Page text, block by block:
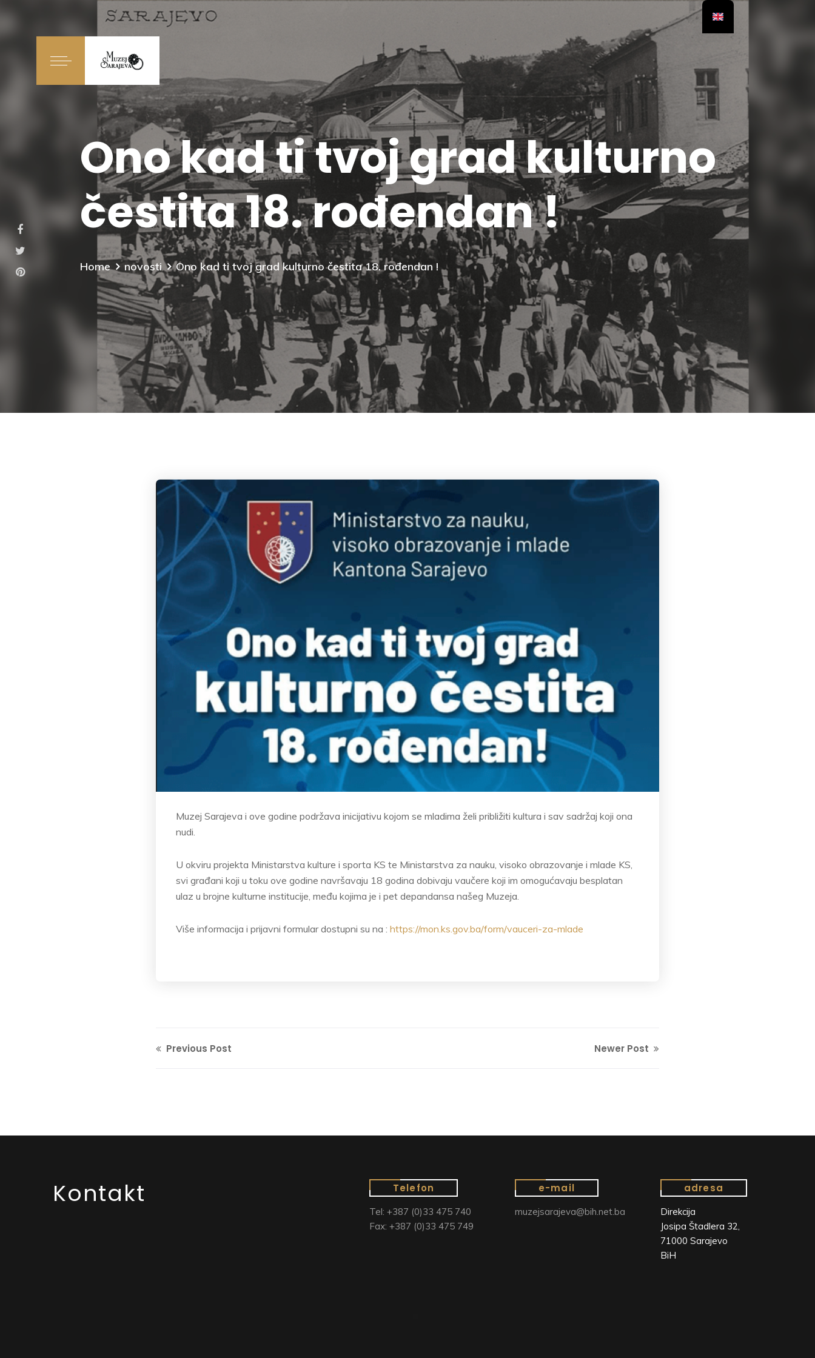
Ono kad ti tvoj grad kulturno
čestita 18. rođendan !
Home novosti Ono kad ti tvoj grad kulturno čestita 18. rođendan !
Muzej Sarajeva i ove godine podržava inicijativu kojom se mladima želi približiti kultura i sav sadržaj koji ona
nudi.
U okviru projekta Ministarstva kulture i sporta KS te Ministarstva za nauku, visoko obrazovanje i mlade KS,
svi građani koji u toku ove godine navršavaju 18 godina dobivaju vaučere koji im omogućavaju besplatan
ulaz u brojne kulturne institucije, među kojima je i pet depandansa našeg Muzeja.
Više informacija i prijavni formular dostupni su na : https://mon.ks.gov.ba/form/vauceri-za-mlade
Previous Post Newer Post
Kontakt Telefon
Tel: +387 (0)33 475 740
Fax: +387 (0)33 475 749
e-mail
muzejsarajeva@bih.net.ba
adresa
Direkcija
Josipa Štadlera 32,
71000 Sarajevo
BiH